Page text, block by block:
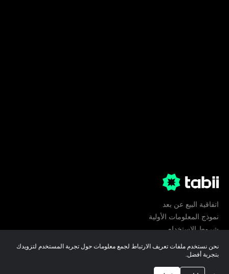
اتفاقية البيع عن بعد
نموذج المعلومات الأولية
شروط الإستخدام
تفضيلات ملفات تعريف الارتباط
نحن نستخدم ملفات تعريف الارتباط لجمع معلومات حول تجربة المستخدم لتزويدك
بتجربة أفضل.